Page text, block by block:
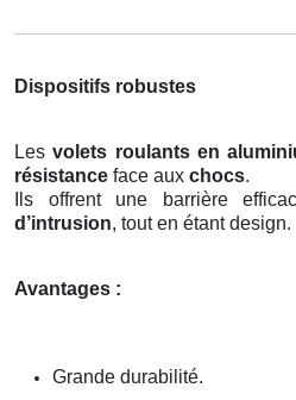
Dispositifs robustes
Lesvolets roulants en
résistance face aux chocs.
Ils offrent une barrière
d’intrusion, tout en étant design.
Avantages :
Grande durabilité.